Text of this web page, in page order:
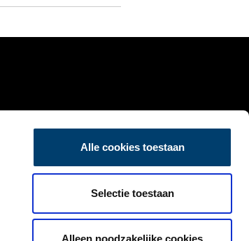
Alle cookies toestaan
Selectie toestaan
Alleen noodzakelijke cookies